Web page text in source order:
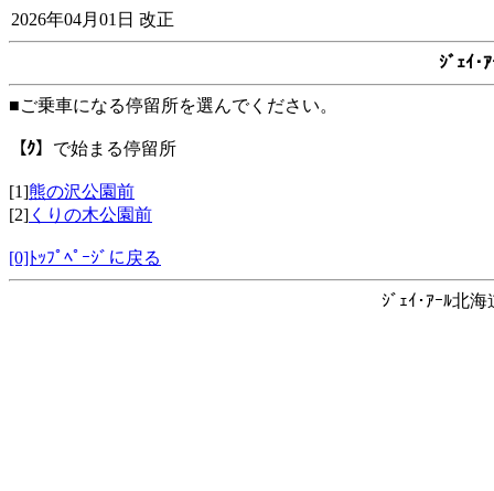
2026年04月01日 改正
ｼﾞｪｲ･
■ご乗車になる停留所を選んでください。
【ｸ】 で始まる停留所
[1]熊の沢公園前
[2] くりの木公園前
[0]ﾄｯﾌﾟﾍﾟｰｼﾞに戻る
ｼﾞｪｲ･ｱｰﾙ北